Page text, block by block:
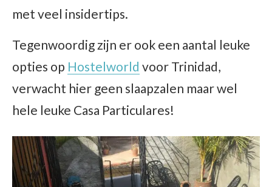
met veel insidertips.
Tegenwoordig zijn er ook een aantal leuke
opties op Hostelworld voor Trinidad,
verwacht hier geen slaapzalen maar wel
hele leuke Casa Particulares!